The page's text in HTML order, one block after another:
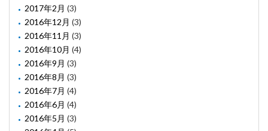
2017年2月 (3)
2016年12月 (3)
2016年11月 (3)
2016年10月 (4)
2016年9月 (3)
2016年8月 (3)
2016年7月 (4)
2016年6月 (4)
2016年5月 (3)